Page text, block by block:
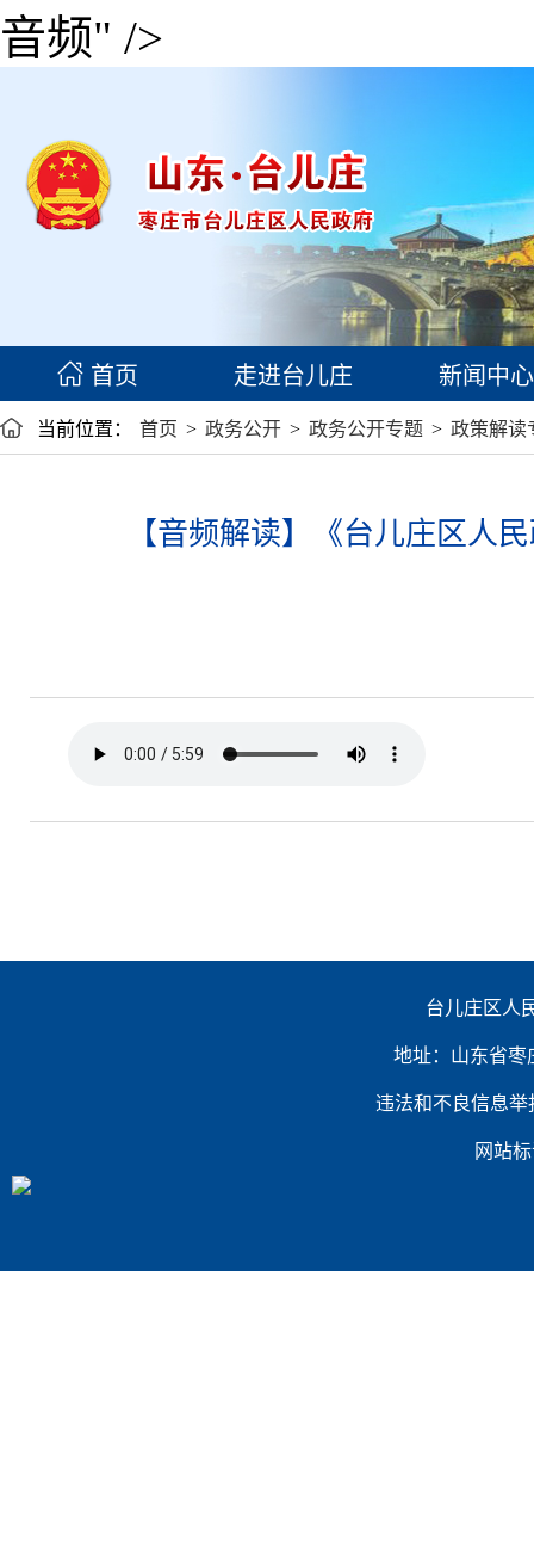
音频" />
首页 走进台儿庄 新闻中心
当前位置： 首页 > 政务公开 > 政务公开专题 > 政策解读
【音频解读】《台儿庄区人
台儿庄区人
地址：山东省枣
违法和不良信息举
网站